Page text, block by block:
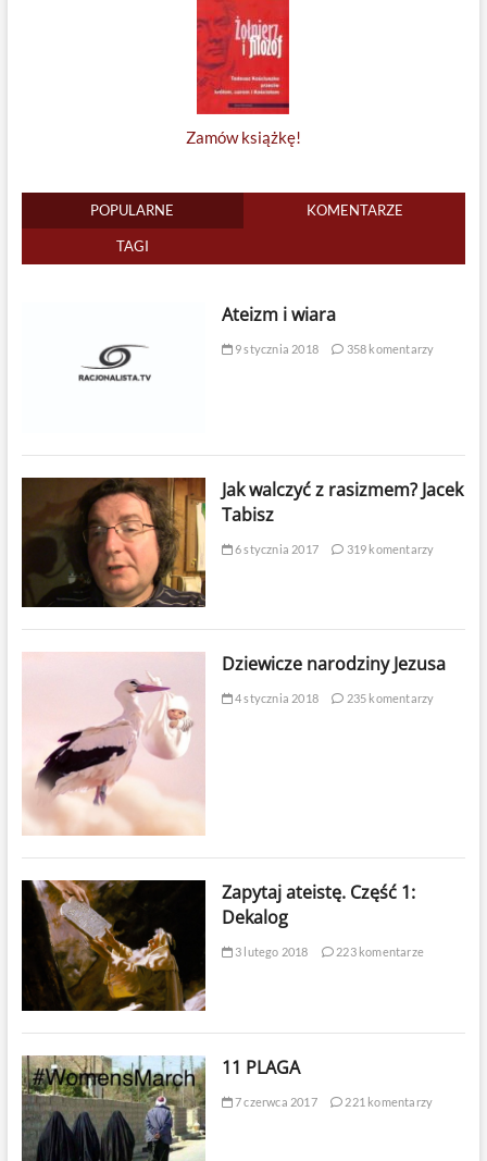
Zamów książkę!
POPULARNE KOMENTARZE
TAGI
Ateizm i wiara
9 stycznia 2018 358 komentarzy
Jak walczyć z rasizmem? Jacek
Tabisz
6 stycznia 2017 319 komentarzy
Dziewicze narodziny Jezusa
4 stycznia 2018 235 komentarzy
Zapytaj ateistę. Część 1:
Dekalog
3 lutego 2018 223 komentarze
11 PLAGA
7 czerwca 2017 221 komentarzy